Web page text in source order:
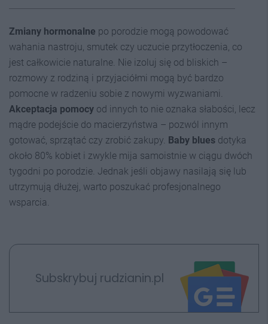
Zmiany hormonalne po porodzie mogą powodować
wahania nastroju, smutek czy uczucie przytłoczenia, co
jest całkowicie naturalne. Nie izoluj się od bliskich –
rozmowy z rodziną i przyjaciółmi mogą być bardzo
pomocne w radzeniu sobie z nowymi wyzwaniami.
Akceptacja pomocy od innych to nie oznaka słabości, lecz
mądre podejście do macierzyństwa – pozwól innym
gotować, sprzątać czy zrobić zakupy. Baby blues dotyka
około 80% kobiet i zwykle mija samoistnie w ciągu dwóch
tygodni po porodzie. Jednak jeśli objawy nasilają się lub
utrzymują dłużej, warto poszukać profesjonalnego
wsparcia.
Subskrybuj rudzianin.pl